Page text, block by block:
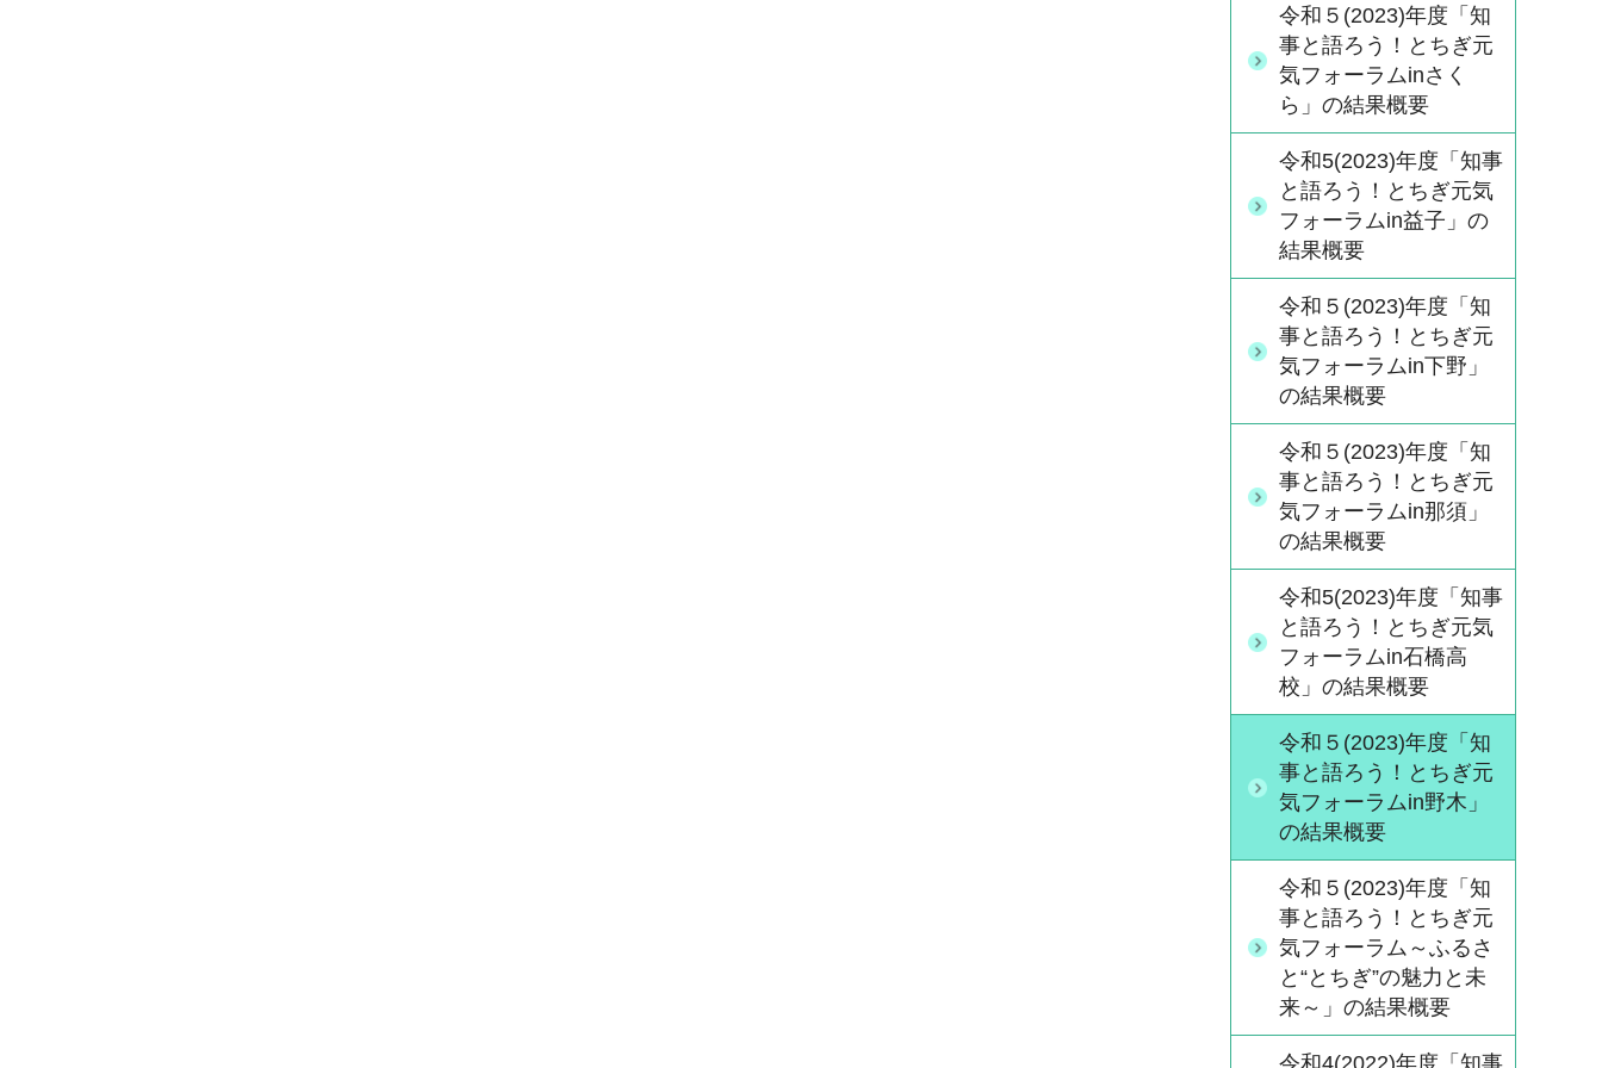
令和５(2023)年度「知
事と語ろう！とちぎ元
気フォーラムinさく
ら」の結果概要
令和5(2023)年度「知事
と語ろう！とちぎ元気
フォーラムin益子」の
結果概要
令和５(2023)年度「知
事と語ろう！とちぎ元
気フォーラムin下野」
の結果概要
令和５(2023)年度「知
事と語ろう！とちぎ元
気フォーラムin那須」
の結果概要
令和5(2023)年度「知事
と語ろう！とちぎ元気
フォーラムin石橋高
校」の結果概要
令和５(2023)年度「知
事と語ろう！とちぎ元
気フォーラムin野木」
の結果概要
令和５(2023)年度「知
事と語ろう！とちぎ元
気フォーラム～ふるさ
と“とちぎ”の魅力と未
来～」の結果概要
令和4(2022)年度「知事